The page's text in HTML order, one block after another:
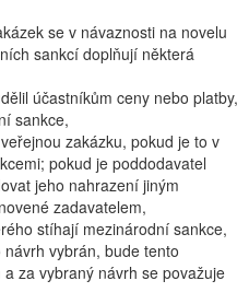
se v návaznosti na novelu
sankcí doplňují některá
účastníkům ceny nebo platby,
sankce,
zakázku, pokud je to v
pokud je poddodavatel
jeho nahrazení jiným
zadavatelem,
stíhají mezinárodní sankce,
vybrán, bude tento
za vybraný návrh se považuje